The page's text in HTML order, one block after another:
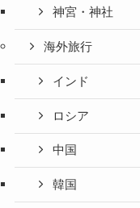
神宮・神社
海外旅行
インド
ロシア
中国
韓国